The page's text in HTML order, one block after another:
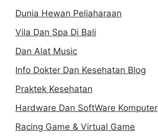
Dunia Hewan Peliaharaan
Vila Dan Spa Di Bali
Dan Alat Music
Info Dokter Dan Kesehatan Blog
Praktek Kesehatan
Hardware Dan SoftWare Komputer
Racing Game & Virtual Game